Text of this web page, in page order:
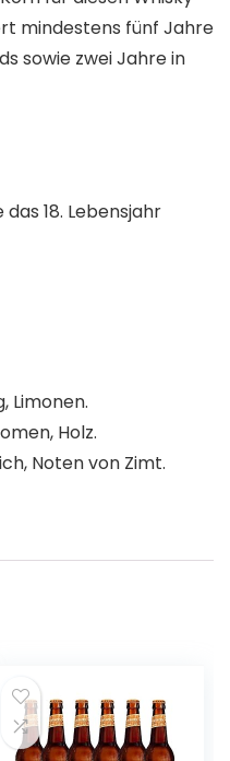
mindestens fünf Jahre
sowie zwei Jahre in
18. Lebensjahr
Limonen.
Holz.
Noten von Zimt.